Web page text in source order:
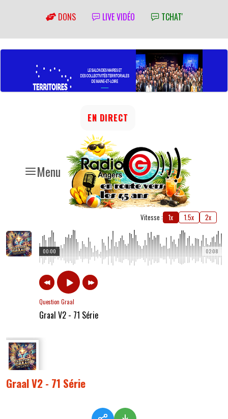
DONS LIVE VIDÉO TCHAT'
Menu
EN DIRECT
Vitesse : 1x 1.5x 2x
02:08
00:00
Question Graal
Graal V2 - 71 Série
Graal V2 - 71 Série